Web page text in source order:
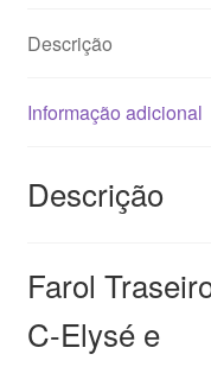
Descrição
Informação adicional
Descrição
Farol
C-Elysé e